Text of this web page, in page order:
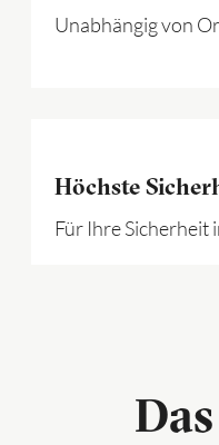
Unabhängig von
Höchste
Für Ihre Sicherheit